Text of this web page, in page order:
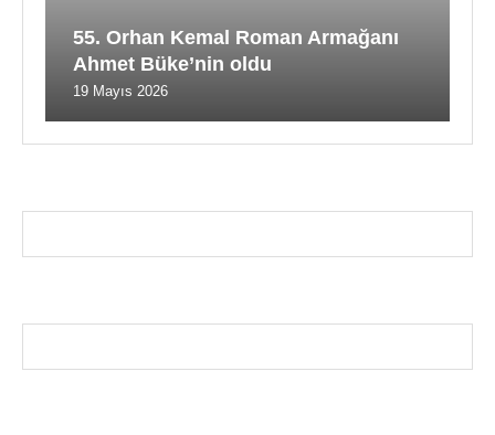
55. Orhan Kemal Roman Armağanı
Ahmet Büke’nin oldu
19 Mayıs 2026